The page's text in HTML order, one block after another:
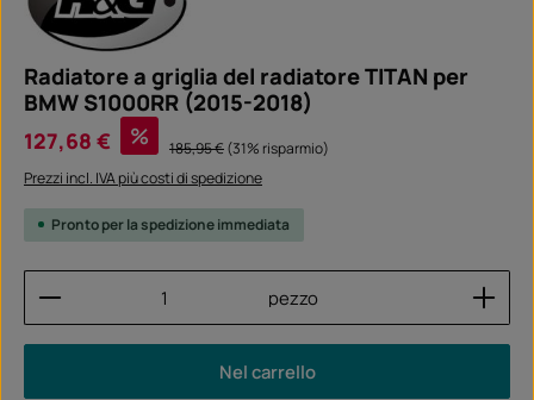
Radiatore a griglia del radiatore TITAN per
BMW S1000RR (2015-2018)
Prezzo di vendita:
127,68 € % Prezzo normale:
185,95 €(31% risparmio)
Prezzi incl. IVA più costi di spedizione
Pronto per la spedizione immediata
Quantità del prodotto: inserisci la quantità
pezzo
Nel carrello